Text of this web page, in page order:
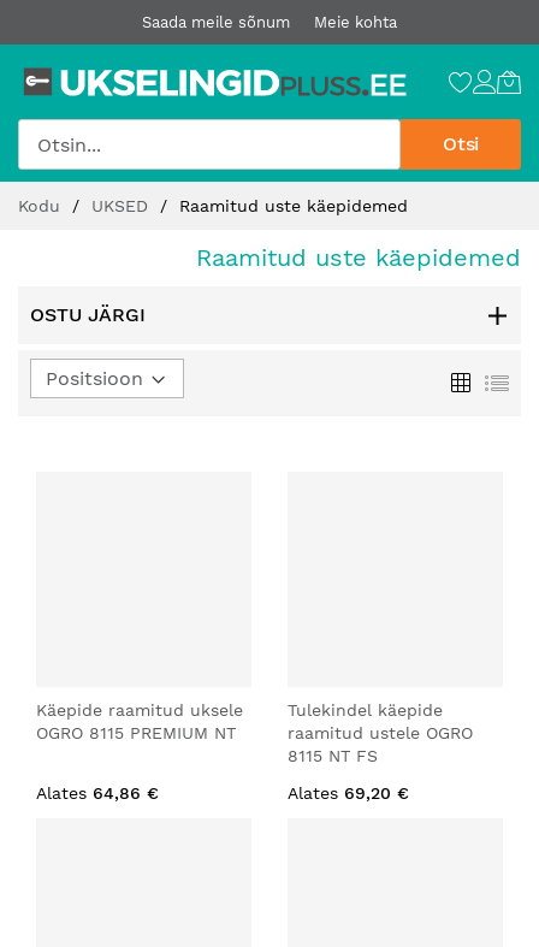
Saada meile sõnum Meie kohta
Otsi
sisu
Kodu UKSED Raamitud uste käepidemed
Raamitud uste käepidemed
OSTU JÄRGI
Käepide raamitud uksele
OGRO 8115 PREMIUM NT
Alates 64,86 €
Tulekindel käepide
raamitud ustele OGRO
8115 NT FS
Alates 69,20 €